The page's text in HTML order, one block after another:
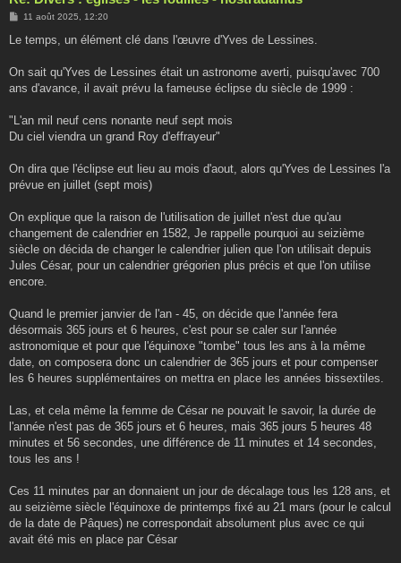
M
s
g
11 août 2025, 12:20
Le temps, un élément clé dans l'œuvre d'Yves de Lessines.
On sait qu'Yves de Lessines était un astronome averti, puisqu'avec 700
ans d'avance, il avait prévu la fameuse éclipse du siècle de 1999 :
"L'an mil neuf cens nonante neuf sept mois
Du ciel viendra un grand Roy d'effrayeur"
On dira que l'éclipse eut lieu au mois d'aout, alors qu'Yves de Lessines l'a
prévue en juillet (sept mois)
On explique que la raison de l'utilisation de juillet n'est due qu'au
changement de calendrier en 1582, Je rappelle pourquoi au seizième
siècle on décida de changer le calendrier julien que l'on utilisait depuis
Jules César, pour un calendrier grégorien plus précis et que l'on utilise
encore.
Quand le premier janvier de l'an - 45, on décide que l'année fera
désormais 365 jours et 6 heures, c'est pour se caler sur l'année
astronomique et pour que l'équinoxe "tombe" tous les ans à la même
date, on composera donc un calendrier de 365 jours et pour compenser
les 6 heures supplémentaires on mettra en place les années bissextiles.
Las, et cela même la femme de César ne pouvait le savoir, la durée de
l'année n'est pas de 365 jours et 6 heures, mais 365 jours 5 heures 48
minutes et 56 secondes, une différence de 11 minutes et 14 secondes,
tous les ans !
Ces 11 minutes par an donnaient un jour de décalage tous les 128 ans, et
au seizième siècle l'équinoxe de printemps fixé au 21 mars (pour le calcul
de la date de Pâques) ne correspondait absolument plus avec ce qui
avait été mis en place par César